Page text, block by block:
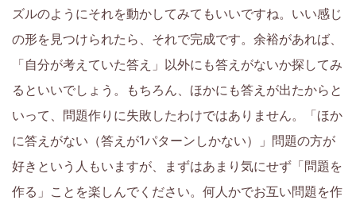
ズルのようにそれを動かしてみてもいいですね。いい感じ
の形を見つけられたら、それで完成です。余裕があれば、
「自分が考えていた答え」以外にも答えがないか探してみ
るといいでしょう。もちろん、ほかにも答えが出たからと
いって、問題作りに失敗したわけではありません。「ほか
に答えがない（答えが1パターンしかない）」問題の方が
好きという人もいますが、まずはあまり気にせず「問題を
作る」ことを楽しんでください。何人かでお互い問題を作